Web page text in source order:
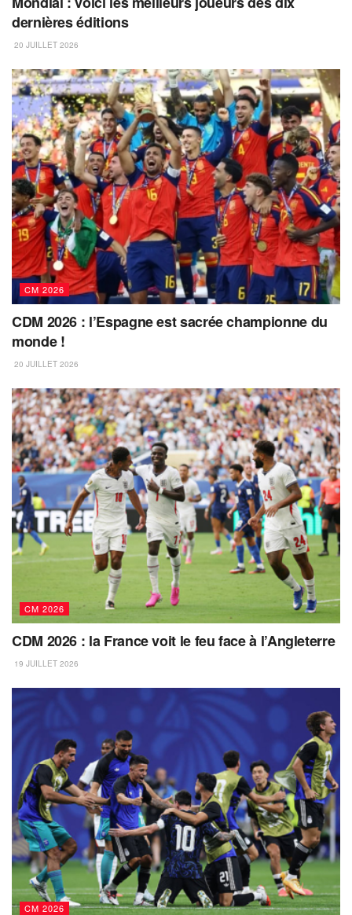
dernières éditions
20 JUILLET 2026
CM 2026
CDM 2026 : l’Espagne est sacrée championne du
monde !
20 JUILLET 2026
CM 2026
CDM 2026 : la France voit le feu face à l’Angleterre
19 JUILLET 2026
CM 2026